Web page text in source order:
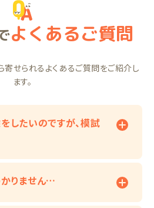
よくあるご質問
せられるよくあるご質問をご紹介し
ます。
したいのですが、模試
りません…